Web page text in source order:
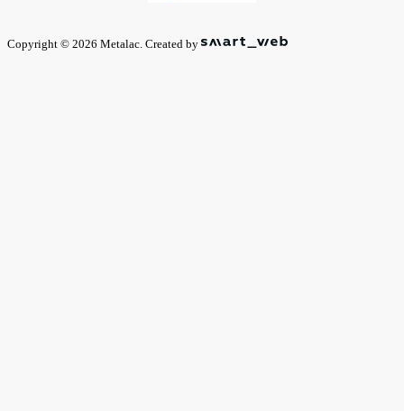
Copyright © 2026 Metalac. Created by